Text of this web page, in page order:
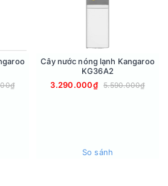
kế 2 vòi lấy nước nóng, lạnh riêng
lạnh tùy nhu cầu.
Cây nước nóng lạnh Kangaroo
KG36A2
3.290.000₫
5.590.000₫
So sánh